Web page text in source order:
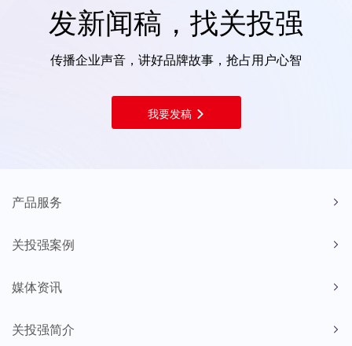
发新闻稿，找关投强
传播企业声音，讲好品牌故事，抢占用户心智
我要发稿
产品服务
关投强案例
媒体资讯
关投强简介